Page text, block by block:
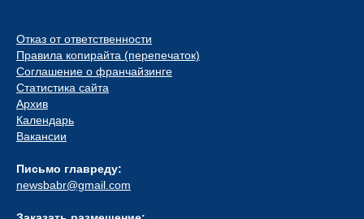
Отказ от ответственности
Правила копирайта (перепечаток)
Соглашение о франчайзинге
Статистика сайта
Архив
Календарь
Вакансии
Письмо главреду:
newsbabr@gmail.com